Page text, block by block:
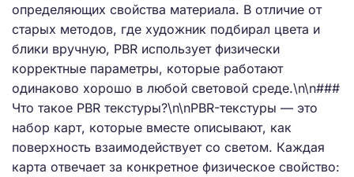
определяющих свойства материала. В отличие от
старых методов, где художник подбирал цвета и
блики вручную, PBR использует физически
корректные параметры, которые работают
одинаково хорошо в любой световой среде.\n\n###
Что такое PBR текстуры?\n\nPBR-текстуры — это
набор карт, которые вместе описывают, как
поверхность взаимодействует со светом. Каждая
карта отвечает за конкретное физическое свойство: